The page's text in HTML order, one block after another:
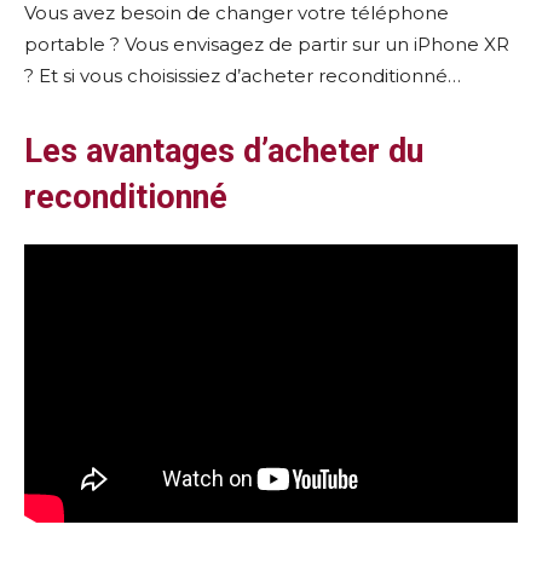
Vous avez besoin de changer votre téléphone
portable ? Vous envisagez de partir sur un iPhone XR
? Et si vous choisissiez d’acheter reconditionné…
Les avantages d’acheter du
reconditionné